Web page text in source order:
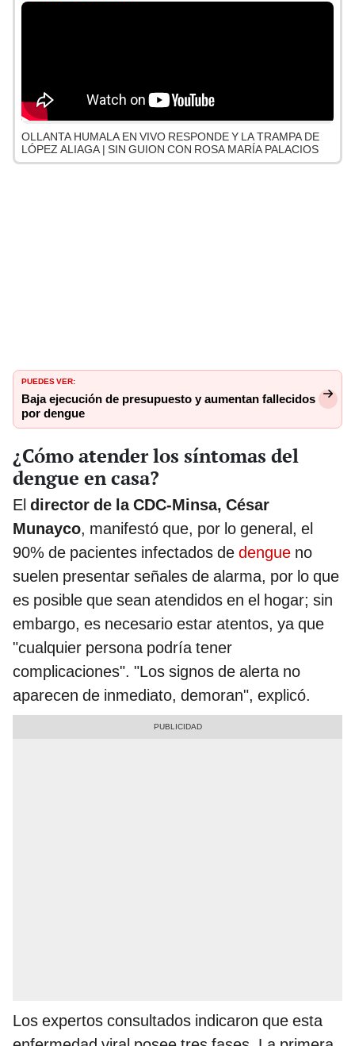
OLLANTA HUMALA EN VIVO RESPONDE Y LA TRAMPA DE
LÓPEZ ALIAGA | SIN GUION CON ROSA MARÍA PALACIOS
PUEDES VER:
Baja ejecución de presupuesto y aumentan fallecidos
por dengue
¿Cómo atender los síntomas del
dengue en casa?
El director de la CDC-Minsa, César
Munayco, manifestó que, por lo general, el
90% de pacientes infectados de dengue no
suelen presentar señales de alarma, por lo que
es posible que sean atendidos en el hogar; sin
embargo, es necesario estar atentos, ya que
"cualquier persona podría tener
complicaciones". "Los signos de alerta no
aparecen de inmediato, demoran", explicó.
Los expertos consultados indicaron que esta